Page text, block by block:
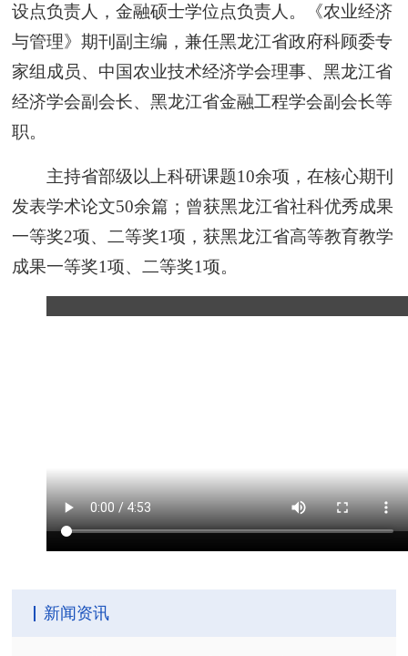
设点负责人，金融硕士学位点负责人。《农业经济
与管理》期刊副主编，兼任黑龙江省政府科顾委专
家组成员、中国农业技术经济学会理事、黑龙江省
经济学会副会长、黑龙江省金融工程学会副会长等
职。
主持省部级以上科研课题10余项，在核心期刊
发表学术论文50余篇；曾获黑龙江省社科优秀成果
一等奖2项、二等奖1项，获黑龙江省高等教育教学
成果一等奖1项、二等奖1项。
新闻资讯